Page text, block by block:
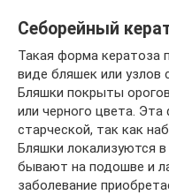
Себорейный
Такая форма кератоза
виде бляшек или узлов
Бляшки покрыты
или черного цвета.
старческой, так как
Бляшки локализуются
бывают на подошве и
заболевание